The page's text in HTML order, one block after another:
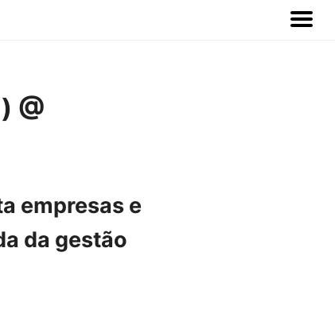
@
empresas e
da gestão